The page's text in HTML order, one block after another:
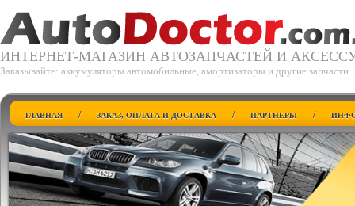
ИНТЕРНЕТ-МАГАЗИН АВТОЗАПЧАСТЕЙ И
Заказывайте: аккумуляторы автомобильные, амортизаторы и другие запчасти.
ГЛАВНАЯ / ЗАКАЗ, ОПЛАТА И ДОСТАВКА / ПАРТНЕРЫ /